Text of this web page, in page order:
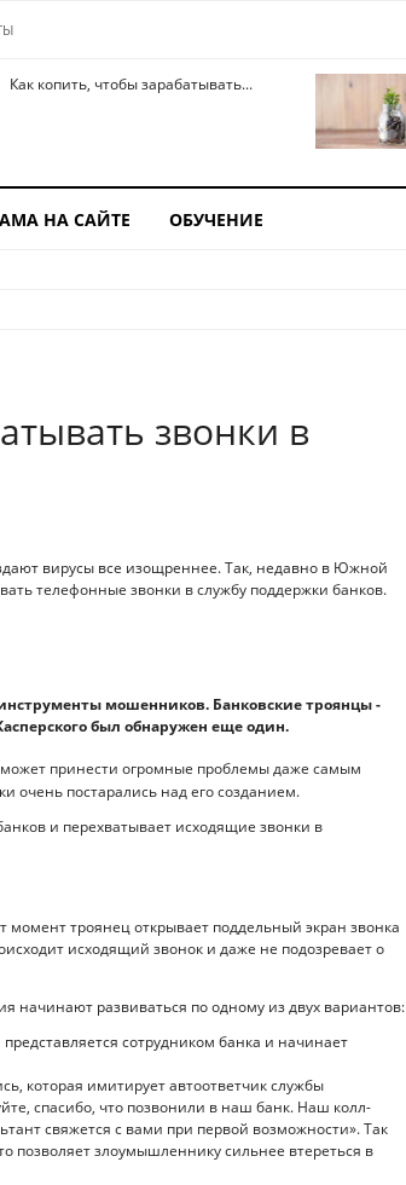
Как копить, чтобы зарабатывать...
НА САЙТЕ ОБУЧЕНИЕ
звонки в
вирусы все изощреннее. Так, недавно в Южной
телефонные звонки в службу поддержки банков.
мошенников. Банковские троянцы -
был обнаружен еще один.
принести огромные проблемы даже самым
постарались над его созданием.
и перехватывает исходящие звонки в
момент троянец открывает поддельный экран звонка
исходящий звонок и даже не подозревает о
начинают развиваться по одному из двух вариантов:
сотрудником банка и начинает
которая имитирует автоответчик службы
спасибо, что позвонили в наш банк. Наш колл-
свяжется с вами при первой возможности». Так
позволяет злоумышленнику сильнее втереться в